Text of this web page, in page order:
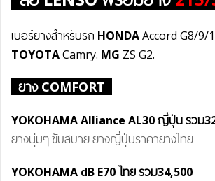
เบอร์ยางสำหรับรถ HONDAAccord G8/9/
TOYOTACamry. MG ZS G2.
ยาง COMFORT
YOKOHAMA Alliance AL30 ญี่ปุ่น รวม
ยางนุ่มๆ ขับสบาย ยางญี่ปุ่นราคายางไทย
YOKOHAMA dB E70 ไทย รวม34,500